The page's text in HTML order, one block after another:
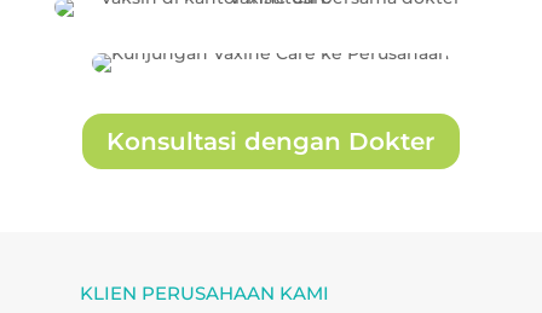
Konsultasi dengan Dokter
KLIEN PERUSAHAAN KAMI